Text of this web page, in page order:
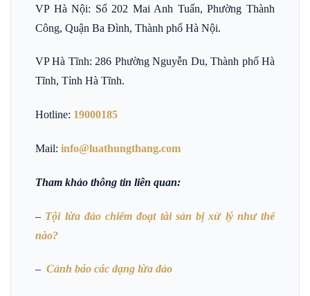
VP Hà Nội: Số 202 Mai Anh Tuấn, Phường Thành
Công, Quận Ba Đình, Thành phố Hà Nội.
VP Hà Tĩnh: 286 Phường Nguyễn Du, Thành phố Hà
Tĩnh, Tỉnh Hà Tĩnh.
Hotline: 19000185
Mail: info@luathungthang.com
Tham khảo thông tin liên quan:
– Tội lừa đảo chiếm đoạt tài sản bị xử lý như thế
nào?
– Cảnh báo các dạng lừa đảo